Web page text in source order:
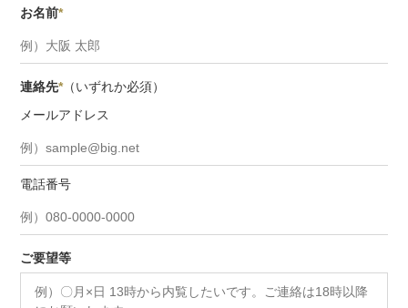
お名前*
連絡先*（いずれか必須）
メールアドレス
電話番号
ご要望等